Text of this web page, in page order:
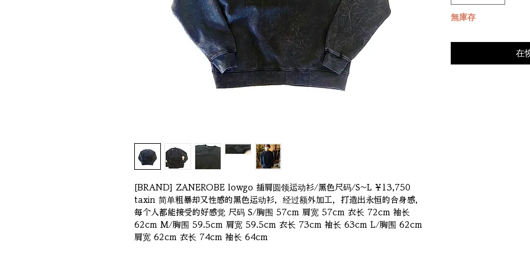
[BRAND] ZANEROBE lowgo 插肩圆领运动衫/黑色尺码/S~L ¥13,750
taxin 简单粗暴却又性感的黑色运动衫，经过额外加工，打造出永恒的合身感，
每个人都能接受的好感觉 尺码 S/胸围 57cm 肩宽 57cm 衣长 72cm 袖长
62cm M/胸围 59.5cm 肩宽 59.5cm 衣长 73cm 袖长 63cm L/胸围 62cm
肩宽 62cm 衣长 74cm 袖长 64cm
無庫存
在